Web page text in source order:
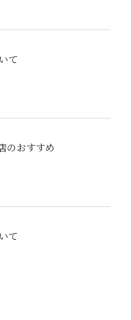
て
のおすすめ
て